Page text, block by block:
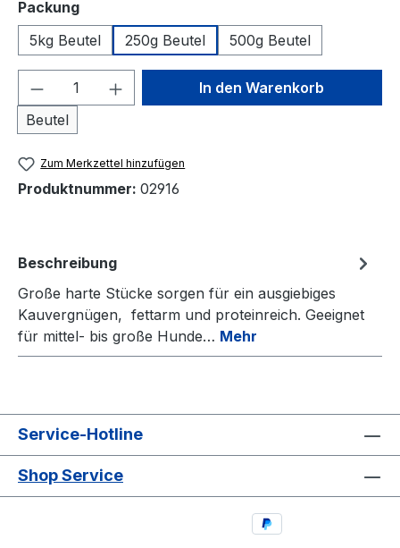
Packungauswählen
5kg Beutel
250g Beutel 500g Beutel
Produkt Anzahl: Gib den
Beutel
In den Warenkorb
Zum Merkzettel hinzufügen
Produktnummer: 02916
Beschreibung
Große harte Stücke sorgen für ein ausgiebiges
Kauvergnügen, fettarm und proteinreich. Geeignet
für mittel- bis große Hunde… Mehr
Service-Hotline
Shop Service